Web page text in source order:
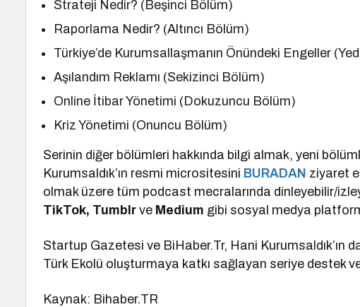
Strateji Nedir? (Beşinci Bölüm)
Raporlama Nedir? (Altıncı Bölüm)
Türkiye’de Kurumsallaşmanın Önündeki Engeller
Aşılandım Reklamı (Sekizinci Bölüm)
Online İtibar Yönetimi (Dokuzuncu Bölüm)
Kriz Yönetimi (Onuncu Bölüm)
Serinin diğer bölümleri hakkında bilgi almak, yeni
Kurumsaldık’ın resmi micrositesini BURADAN ziyaret
olmak üzere tüm podcast mecralarında dinleyebilir/
TikTok, Tumblrve Medium gibi sosyal medya
Startup Gazetesi ve BiHaber.Tr, Hani Kurumsaldık’ın
Türk Ekolü oluşturmaya katkı sağlayan seriye destek
Kaynak: Bihaber.TR